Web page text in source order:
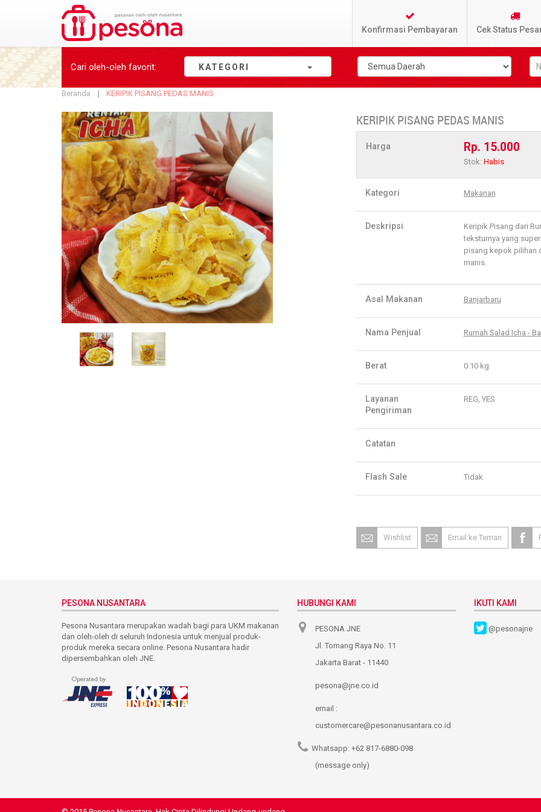
Konfirmasi Pembayaran Cek Status
Cari oleh-olehfavorit: KATEGORI
Beranda KERIPIK PISANG PEDAS MANIS
KERIPIK PISANG PEDAS MANIS
Harga Rp. 15.000
Stok:Habis
Kategori Makanan
Deskripsi
Keripik Pisang dari
teksturnya yang
pisang kepok pilihan
manis.
Asal Makanan Banjarbaru
Nama Penjual Rumah Salad Icha -
Berat 0.10 kg
Layanan
Pengiriman
REG, YES
Catatan
Flash Sale Tidak
Wishlist Email ke Teman
PESONA NUSANTARA
Pesona Nusantara merupakan wadah bagi para UKM makanan
dan oleh-oleh di seluruh Indonesia untuk menjual produk-
produk mereka secara online. Pesona Nusantara hadir
dipersembahkan oleh JNE.
HUBUNGI KAMI
PESONA JNE
Jl. Tomang Raya No. 11
Jakarta Barat - 11440
pesona@jne.co.id
email :
customercare@pesonanusantara.co.id
Whatsapp: +62 817-6880-098
(message only)
IKUTI KAMI
@pesonajne